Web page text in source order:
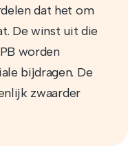
dat het om
De winst uit die
worden
bijdragen. De
zwaarder